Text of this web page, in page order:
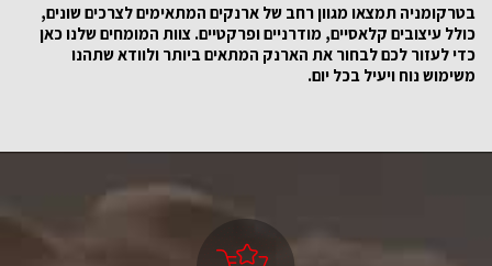
בטרקומניה תמצאו מגוון רחב של ארנקים המתאימים לצרכים שונים,
כולל עיצובים קלאסיים, מודרניים ופרקטיים. צוות המומחים שלנו כאן
כדי לעזור לכם לבחור את הארנק המתאים ביותר ולוודא שתהנו
משימוש נוח ויעיל בכל יום.